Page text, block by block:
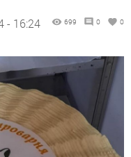
- 16:24 699 0 0